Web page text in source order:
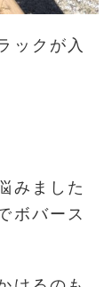
ックが入
みました
ボバース